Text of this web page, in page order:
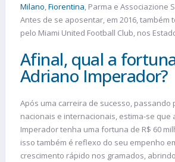
Milano,Fiorentina, Parma e Associazione
Antes de se aposentar, em 2016, também
pelo Miami United Football Club, nos
Afinal, qual a
Adriano Imperador?
Após uma carreira de sucesso, passando
nacionais e internacionais, estima-se que
Imperador tenha uma fortuna de R$ 60
isso também é reflexo do seu empenho
crescimento rápido nos gramados,